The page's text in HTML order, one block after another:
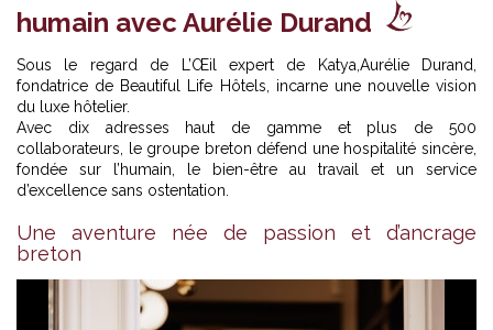
humain avec Aurélie Durand
Sous le regard de L’Œil expert de Katya, Aurélie Durand
fondatrice de Beautiful Life Hôtels, incarne une nouvelle vision
du luxe hôtelier.
Avec dix adresses haut de gamme et plus de 500
collaborateurs, le groupe breton défend une hospitalité sincère,
fondée sur l’humain, le bien-être au travail et un service
d’excellence sans ostentation.
Une aventure née de passion et d’ancrage
breton